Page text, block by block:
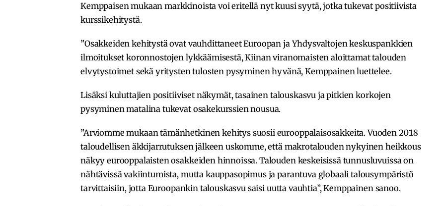
Kemppaisen mukaan markkinoista voi eritellä nyt kuusi syytä, jotka tukevat positiivista
kurssikehitystä.
”Osakkeiden kehitystä ovat vauhdittaneet Euroopan ja Yhdysvaltojen keskuspankkien
ilmoitukset koronnostojen lykkäämisestä, Kiinan viranomaisten aloittamat talouden
elvytystoimet sekä yritysten tulosten pysyminen hyvänä, Kemppainen luettelee.
Lisäksi kuluttajien positiiviset näkymät, tasainen talouskasvu ja pitkien korkojen
pysyminen matalina tukevat osakekurssien nousua.
”Arviomme mukaan tämänhetkinen kehitys suosii eurooppalaisosakkeita. Vuoden 2018
taloudellisen äkkijarrutuksen jälkeen uskomme, että makrotalouden nykyinen heikkous
näkyy eurooppalaisten osakkeiden hinnoissa. Talouden keskeisissä tunnusluvuissa on
nähtävissä vakiintumista, mutta kauppasopimus ja parantuva globaali talousympäristö
tarvittaisiin, jotta Euroopankin talouskasvu saisi uutta vauhtia”, Kemppainen sanoo.